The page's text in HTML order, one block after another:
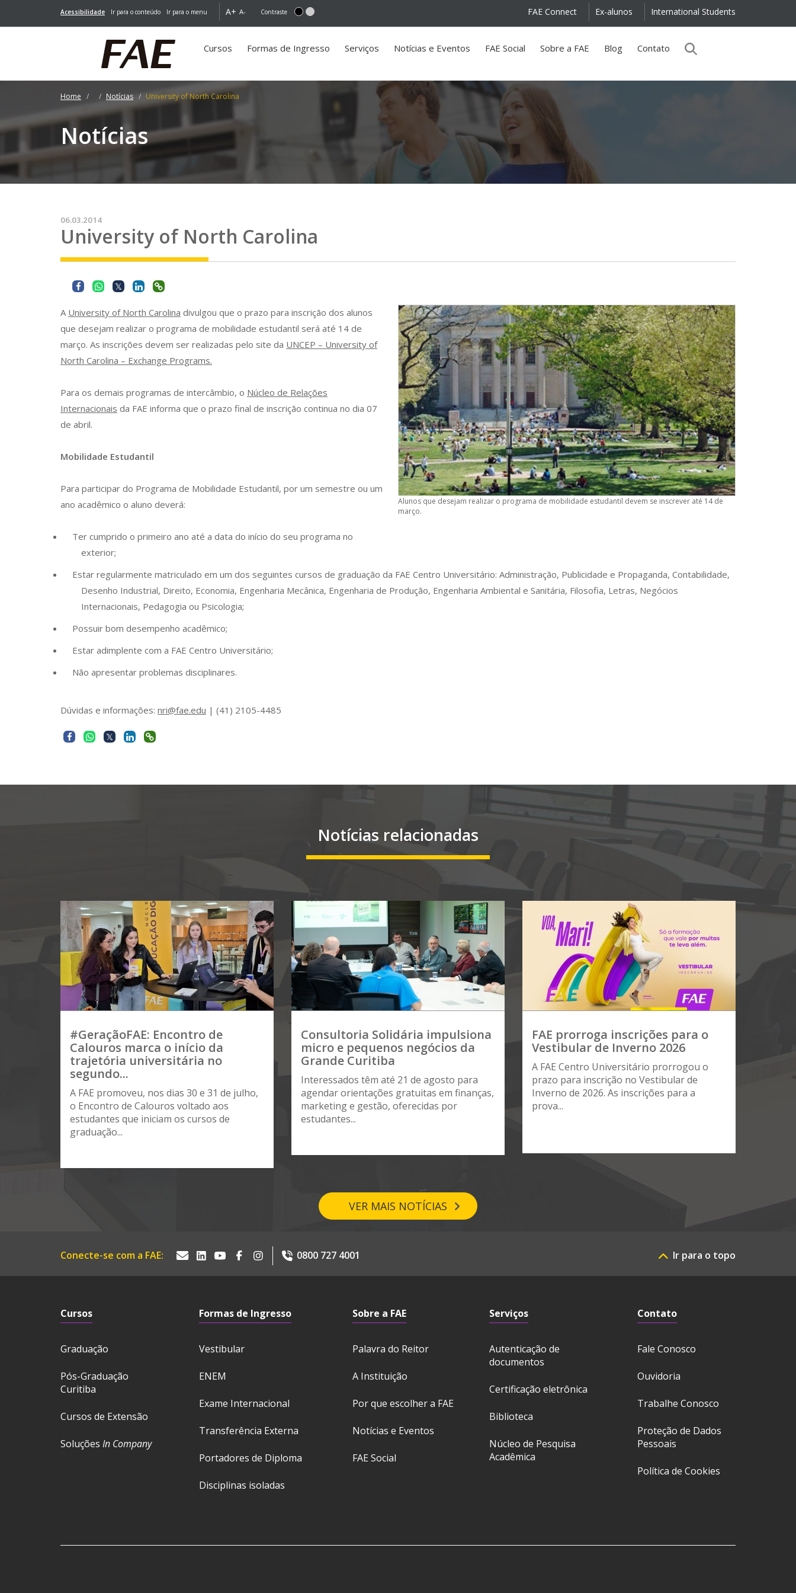
Acessibilidade Ir para o conteúdo Ir para o menu A+ A- Contraste International Students
Ex-alunos
FAE Connect
Cursos Formas de Ingresso Serviços Notícias e Eventos FAE Social Sobre a FAE Blog Contato
Home Notícias University of North Carolina
Notícias
06.03.2014
University of North Carolina
Alunos que desejam realizar o programa de mobilidade estudantil devem se inscrever até 14 de
março.
A University of North Carolina divulgou que o prazo para inscrição dos alunos
que desejam realizar o programa de mobilidade estudantil será até 14 de
março. As inscrições devem ser realizadas pelo site da UNCEP – University of
North Carolina – Exchange Programs.
Para os demais programas de intercâmbio, o Núcleo de Relações
Internacionais da FAE informa que o prazo final de inscrição continua no dia 07
de abril.
Mobilidade Estudantil
Para participar do Programa de Mobilidade Estudantil, por um semestre ou um
ano acadêmico o aluno deverá:
Ter cumprido o primeiro ano até a data do início do seu programa no
exterior;
Estar regularmente matriculado em um dos seguintes cursos de graduação da FAE Centro Universitário: Administração, Publicidade e Propaganda, Contabilidade,
Desenho Industrial, Direito, Economia, Engenharia Mecânica, Engenharia de Produção, Engenharia Ambiental e Sanitária, Filosofia, Letras, Negócios
Internacionais, Pedagogia ou Psicologia;
Possuir bom desempenho acadêmico;
Estar adimplente com a FAE Centro Universitário;
Não apresentar problemas disciplinares.
Dúvidas e informações: nri@fae.edu | (41) 2105-4485
Notícias relacionadas
#GeraçãoFAE: Encontro de
Calouros marca o início da
trajetória universitária no
segundo...
A FAE promoveu, nos dias 30 e 31 de julho,
o Encontro de Calouros voltado aos
estudantes que iniciam os cursos de
graduação...
Consultoria Solidária impulsiona
micro e pequenos negócios da
Grande Curitiba
Interessados têm até 21 de agosto para
agendar orientações gratuitas em finanças,
marketing e gestão, oferecidas por
estudantes...
FAE prorroga inscrições para o
Vestibular de Inverno 2026
A FAE Centro Universitário prorrogou o
prazo para inscrição no Vestibular de
Inverno de 2026. As inscrições para a
prova...
VER MAIS NOTÍCIAS
Conecte-se com a FAE: 0800 727 4001 Ir para o topo
Cursos
Graduação
Pós-Graduação
Curitiba
Cursos de Extensão
Soluções In Company
Formas de Ingresso
Vestibular
ENEM
Exame Internacional
Transferência Externa
Portadores de Diploma
Disciplinas isoladas
Sobre a FAE
Palavra do Reitor
A Instituição
Por que escolher a FAE
Notícias e Eventos
FAE Social
Serviços
Autenticação de
documentos
Certificação eletrônica
Biblioteca
Núcleo de Pesquisa
Acadêmica
Contato
Fale Conosco
Ouvidoria
Trabalhe Conosco
Proteção de Dados
Pessoais
Política de Cookies